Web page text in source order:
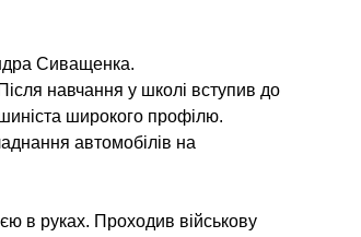
Сиващенка.
навчання у школі вступив до
широкого профілю.
автомобілів на
в руках. Проходив військову